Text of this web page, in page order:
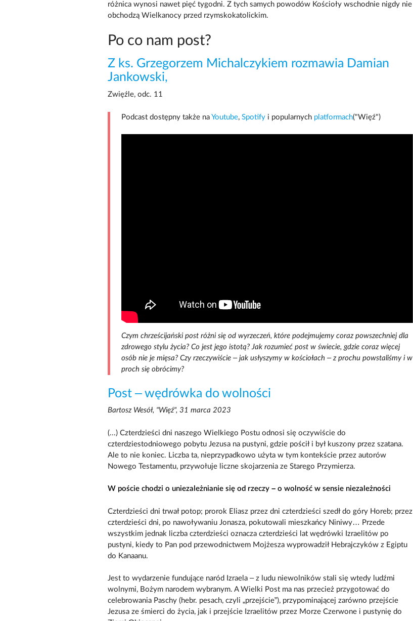
różnica wynosi nawet pięć tygodni. Z tych samych powodów Kościoły wschodnie nigdy nie
obchodzą Wielkanocy przed rzymskokatolickim.
Po co nam post?
Z ks. Grzegorzem Michalczykiem rozmawia Damian
Jankowski,
Zwięźle, odc. 11
Podcast dostępny także naYoutube,Spotify i popularnych platformach("Więź")
Czym chrześcijański post różni się od wyrzeczeń, które podejmujemy coraz powszechniej dla
zdrowego stylu życia? Co jest jego istotą? Jak rozumieć post w świecie, gdzie coraz więcej
osób nie je mięsa? Czy rzeczywiście – jak usłyszymy w kościołach – z prochu powstaliśmy i w
proch się obrócimy?
Post – wędrówka do wolności
Bartosz Wesół, "Więź", 31 marca 2023
(...) Czterdzieści dni naszego Wielkiego Postu odnosi się oczywiście do
czterdziestodniowego pobytu Jezusa na pustyni, gdzie pościł i był kuszony przez szatana.
Ale to nie koniec. Liczba ta, nieprzypadkowo użyta w tym kontekście przez autorów
Nowego Testamentu, przywołuje liczne skojarzenia ze Starego Przymierza.
W poście chodzi o uniezależnianie się od rzeczy – o wolność w sensie niezależności
Czterdzieści dni trwał potop; prorok Eliasz przez dni czterdzieści szedł do góry Horeb; przez
czterdzieści dni, po nawoływaniu Jonasza, pokutowali mieszkańcy Niniwy… Przede
wszystkim jednak liczba czterdzieści oznacza czterdzieści lat wędrówki Izraelitów po
pustyni, kiedy to Pan pod przewodnictwem Mojżesza wyprowadził Hebrajczyków z Egiptu
do Kanaanu.
Jest to wydarzenie fundujące naród Izraela – z ludu niewolników stali się wtedy ludźmi
wolnymi, Bożym narodem wybranym. A Wielki Post ma nas przecież przygotować do
celebrowania Paschy (hebr. pesach, czyli „przejście”), przypominającej zarówno przejście
Jezusa ze śmierci do życia, jak i przejście Izraelitów przez Morze Czerwone i pustynię do